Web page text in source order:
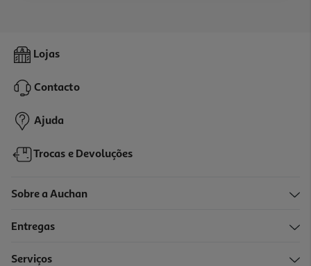
Lojas
Contacto
Ajuda
Trocas e Devoluções
Sobre a Auchan
Entregas
Serviços